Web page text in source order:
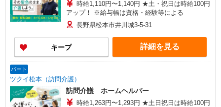
時給1,110円〜1,140円 ★土・祝日は時給100円
アップ！ ※給与幅は資格・経験等による
長野県松本市井川城3-5-31
キープ 詳細を見る
パート
ツクイ松本（訪問介護）
訪問介護 ホームヘルパー
時給1,263円〜1,293円 ★土日祝日は時給100円